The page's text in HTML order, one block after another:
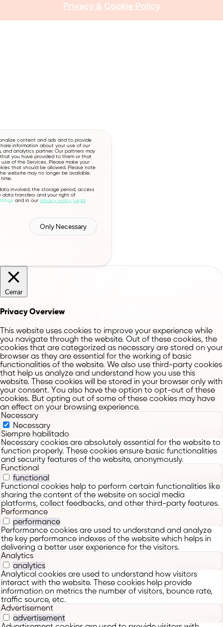
Privacy & Cookie Policy
content and ads and to provide
information about your use of our
analytics partner. Our partners may
you have provided to them or that
of the Services. Please make your
that should be allowed. Please note
website may no longer be available.
involved, the storage period, access
transfers and your right of
and in our privacy policy. Legal
Only Necessary
Cerrar
Privacy Overview
This website uses cookies to improve your experience while
you navigate through the website. Out of these cookies, the
cookies that are categorized as necessary are stored on your
browser as they are essential for the working of basic
functionalities of the website. We also use third-party cookies
that help us analyze and understand how you use this
website. These cookies will be stored in your browser only with
your consent. You also have the option to opt-out of these
cookies. But opting out of some of these cookies may have
an effect on your browsing experience.
Necessary
Necessary
Siempre habilitado
Necessary cookies are absolutely essential for the website to
function properly. These cookies ensure basic functionalities
and security features of the website, anonymously.
Functional
functional
Functional cookies help to perform certain functionalities like
sharing the content of the website on social media
platforms, collect feedbacks, and other third-party features.
Performance
performance
Performance cookies are used to understand and analyze
the key performance indexes of the website which helps in
delivering a better user experience for the visitors.
Analytics
analytics
Analytical cookies are used to understand how visitors
interact with the website. These cookies help provide
information on metrics the number of visitors, bounce rate,
traffic source, etc.
Advertisement
advertisement